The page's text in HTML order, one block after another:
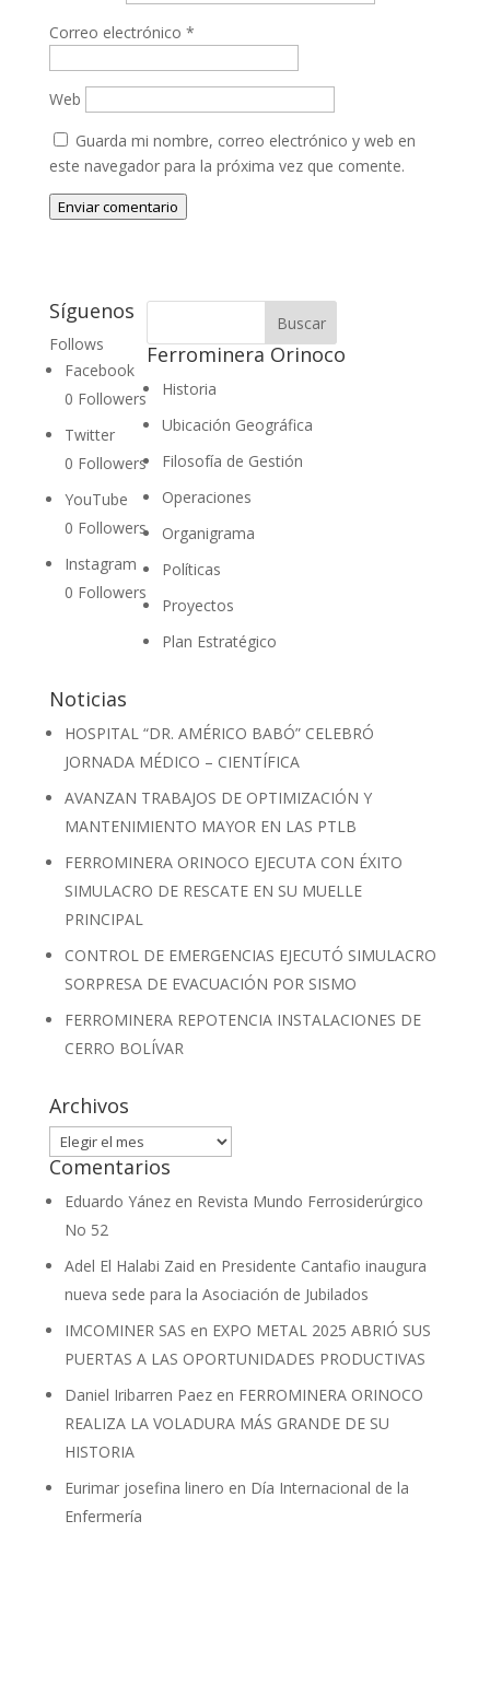
Correo electrónico *
Web
Guarda mi nombre, correo electrónico y web en
este navegador para la próxima vez que comente.
Enviar comentario
Síguenos
Follows
Facebook
0 Followers
Twitter
0 Followers
YouTube
0 Followers
Instagram
0 Followers
Ferrominera Orinoco
Historia
Ubicación Geográfica
Filosofía de Gestión
Operaciones
Organigrama
Políticas
Proyectos
Plan Estratégico
Noticias
HOSPITAL “DR. AMÉRICO BABÓ” CELEBRÓ
JORNADA MÉDICO – CIENTÍFICA
AVANZAN TRABAJOS DE OPTIMIZACIÓN Y
MANTENIMIENTO MAYOR EN LAS PTLB
FERROMINERA ORINOCO EJECUTA CON ÉXITO
SIMULACRO DE RESCATE EN SU MUELLE
PRINCIPAL
CONTROL DE EMERGENCIAS EJECUTÓ SIMULACRO
SORPRESA DE EVACUACIÓN POR SISMO
FERROMINERA REPOTENCIA INSTALACIONES DE
CERRO BOLÍVAR
Archivos
Archivos
Comentarios
Eduardo Yánezen Revista Mundo Ferrosiderúrgico
No 52
Adel El Halabi Zaid en Presidente Cantafio inaugura
nueva sede para la Asociación de Jubilados
IMCOMINER SAS en EXPO METAL 2025 ABRIÓ SUS
PUERTAS A LAS OPORTUNIDADES PRODUCTIVAS
Daniel Iribarren Paezen FERROMINERA ORINOCO
REALIZA LA VOLADURA MÁS GRANDE DE SU
HISTORIA
Eurimar josefina linero en Día Internacional de la
Enfermería